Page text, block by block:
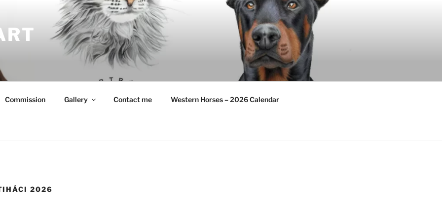
Commission Gallery Contact me Western Horses – 2026 Calendar
2026